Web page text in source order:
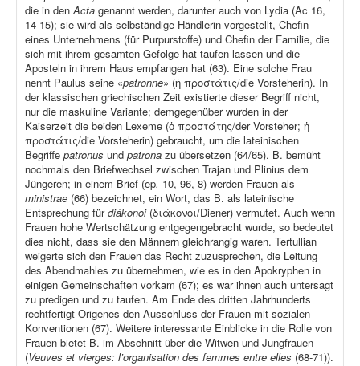
die in denActa genannt werden, darunter auch von Lydia (Ac 16,
14-15); sie wird als selbständige Händlerin vorgestellt, Chefin
eines Unternehmens (für Purpurstoffe) und Chefin der Familie, die
sich mit ihrem gesamten Gefolge hat taufen lassen und die
Aposteln in ihrem Haus empfangen hat (63). Eine solche Frau
nennt Paulus seine «patronne» (ἡ προστάτις/die Vorsteherin). In
der klassischen griechischen Zeit existierte dieser Begriff nicht,
nur die maskuline Variante; demgegenüber wurden in der
Kaiserzeit die beiden Lexeme (ὁ προστάτης/der Vorsteher; ἡ
προστάτις/die Vorsteherin) gebraucht, um die lateinischen
Begriffe patronus und patrona zu übersetzen (64/65). B. bemüht
nochmals den Briefwechsel zwischen Trajan und Plinius dem
Jüngeren; in einem Brief (ep. 10, 96, 8) werden Frauen als
ministrae (66) bezeichnet, ein Wort, das B. als lateinische
Entsprechung fürdiákonoi (διάκονοι/Diener) vermutet. Auch wenn
Frauen hohe Wertschätzung entgegengebracht wurde, so bedeutet
dies nicht, dass sie den Männern gleichrangig waren. Tertullian
weigerte sich den Frauen das Recht zuzusprechen, die Leitung
des Abendmahles zu übernehmen, wie es in den Apokryphen in
einigen Gemeinschaften vorkam (67); es war ihnen auch untersagt
zu predigen und zu taufen. Am Ende des dritten Jahrhunderts
rechtfertigt Origenes den Ausschluss der Frauen mit sozialen
Konventionen (67). Weitere interessante Einblicke in die Rolle von
Frauen bietet B. im Abschnitt über die Witwen und Jungfrauen
(Veuves et vierges: l’organisation des femmes entre elles (68-71)).